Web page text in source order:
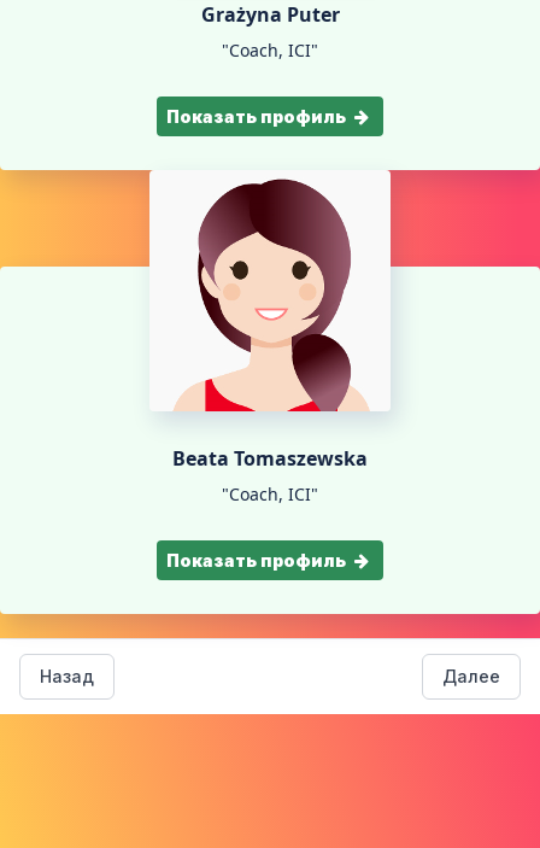
Grażyna Puter
"Coach, ICI"
Показать профиль
Beata Tomaszewska
"Coach, ICI"
Показать профиль
Назад Далее